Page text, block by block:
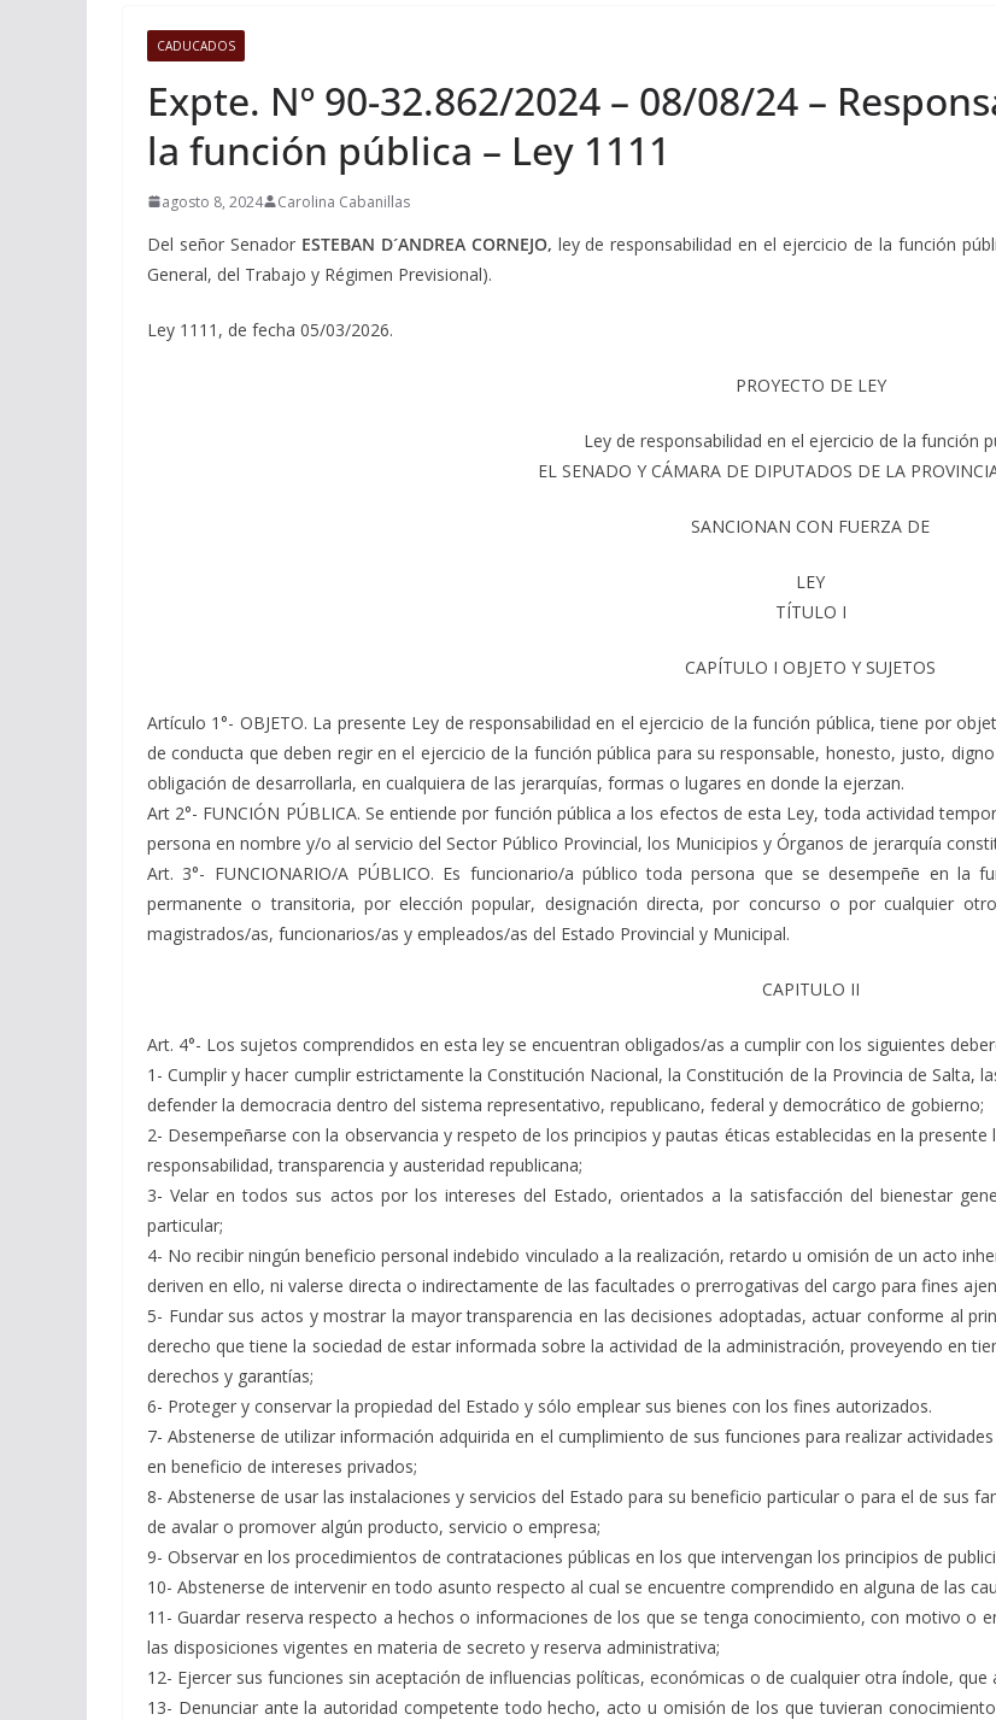
CADUCADOS
Expte. Nº 90-32.862/2024 – 08/08/24 –
la función pública – Ley 1111
agosto 8, 2024 Carolina Cabanillas
Del señor Senador ESTEBAN D´ANDREA CORNEJO, ley de responsabilidad en el ejercicio de la función
General, del Trabajo y Régimen Previsional).
Ley 1111, de fecha 05/03/2026.
PROYECTO DE LEY
Ley de responsabilidad en el ejercicio de la función
EL SENADO Y CÁMARA DE DIPUTADOS DE LA
SANCIONAN CON FUERZA DE
LEY
TÍTULO I
CAPÍTULO I OBJETO Y SUJETOS
Artículo 1°- OBJETO. La presente Ley de responsabilidad en el ejercicio de la función pública, tiene por
de conducta que deben regir en el ejercicio de la función pública para su responsable, honesto, justo,
obligación de desarrollarla, en cualquiera de las jerarquías, formas o lugares en donde la ejerzan.
Art 2°- FUNCIÓN PÚBLICA. Se entiende por función pública a los efectos de esta Ley, toda actividad
persona en nombre y/o al servicio del Sector Público Provincial, los Municipios y Órganos de jerarquía
Art. 3°- FUNCIONARIO/A PÚBLICO. Es funcionario/a público toda persona que se desempeñe en
permanente o transitoria, por elección popular, designación directa, por concurso o por cualquier
magistrados/as, funcionarios/as y empleados/as del Estado Provincial y Municipal.
CAPITULO II
Art. 4°- Los sujetos comprendidos en esta ley se encuentran obligados/as a cumplir con los siguientes
1- Cumplir y hacer cumplir estrictamente la Constitución Nacional, la Constitución de la Provincia de Salta,
defender la democracia dentro del sistema representativo, republicano, federal y democrático de gobierno;
2- Desempeñarse con la observancia y respeto de los principios y pautas éticas establecidas en la
responsabilidad, transparencia y austeridad republicana;
3- Velar en todos sus actos por los intereses del Estado, orientados a la satisfacción del bienestar
particular;
4- No recibir ningún beneficio personal indebido vinculado a la realización, retardo u omisión de un acto
deriven en ello, ni valerse directa o indirectamente de las facultades o prerrogativas del cargo para fines
5- Fundar sus actos y mostrar la mayor transparencia en las decisiones adoptadas, actuar conforme al
derecho que tiene la sociedad de estar informada sobre la actividad de la administración, proveyendo en
derechos y garantías;
6- Proteger y conservar la propiedad del Estado y sólo emplear sus bienes con los fines autorizados.
7- Abstenerse de utilizar información adquirida en el cumplimiento de sus funciones para realizar
en beneficio de intereses privados;
8- Abstenerse de usar las instalaciones y servicios del Estado para su beneficio particular o para el de sus
de avalar o promover algún producto, servicio o empresa;
9- Observar en los procedimientos de contrataciones públicas en los que intervengan los principios de
10- Abstenerse de intervenir en todo asunto respecto al cual se encuentre comprendido en alguna de las
11- Guardar reserva respecto a hechos o informaciones de los que se tenga conocimiento, con motivo o
las disposiciones vigentes en materia de secreto y reserva administrativa;
12- Ejercer sus funciones sin aceptación de influencias políticas, económicas o de cualquier otra índole,
13- Denunciar ante la autoridad competente todo hecho, acto u omisión de los que tuvieran